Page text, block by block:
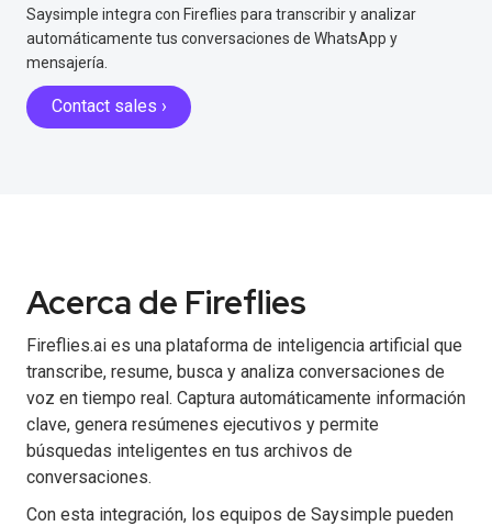
Saysimple integra con Fireflies para transcribir y analizar
automáticamente tus conversaciones de WhatsApp y
mensajería.
Contact sales ›
Acerca de Fireflies
Fireflies.ai es una plataforma de inteligencia artificial que
transcribe, resume, busca y analiza conversaciones de
voz en tiempo real. Captura automáticamente información
clave, genera resúmenes ejecutivos y permite
búsquedas inteligentes en tus archivos de
conversaciones.
Con esta integración, los equipos de Saysimple pueden